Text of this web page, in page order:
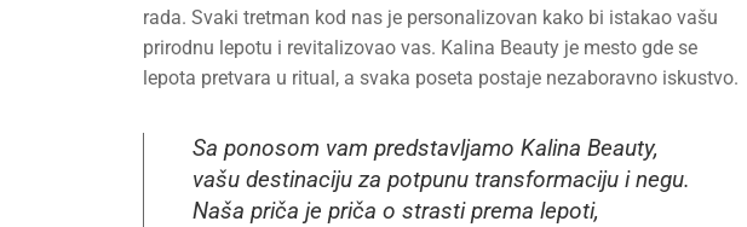
rada. Svaki tretman kod nas je personalizovan kako bi istakao vašu
prirodnu lepotu i revitalizovao vas. Kalina Beauty je mesto gde se
lepota pretvara u ritual, a svaka poseta postaje nezaboravno iskustvo.
Sa ponosom vam predstavljamo Kalina Beauty,
vašu destinaciju za potpunu transformaciju i negu.
Naša priča je priča o strasti prema lepoti,